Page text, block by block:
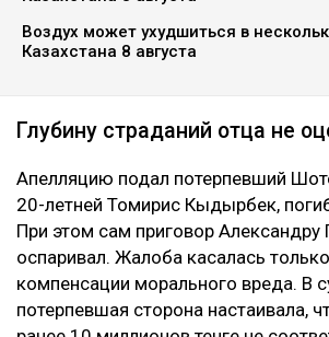
смертельном ДТП на проспекте
одной из погибших в аварии
Блогер из Алматы поплатился за
видео в сети
Курсы валют: сколько стоит доллар
Казахстана 8 августа
Воздух может ухудшиться в
Казахстана 8 августа